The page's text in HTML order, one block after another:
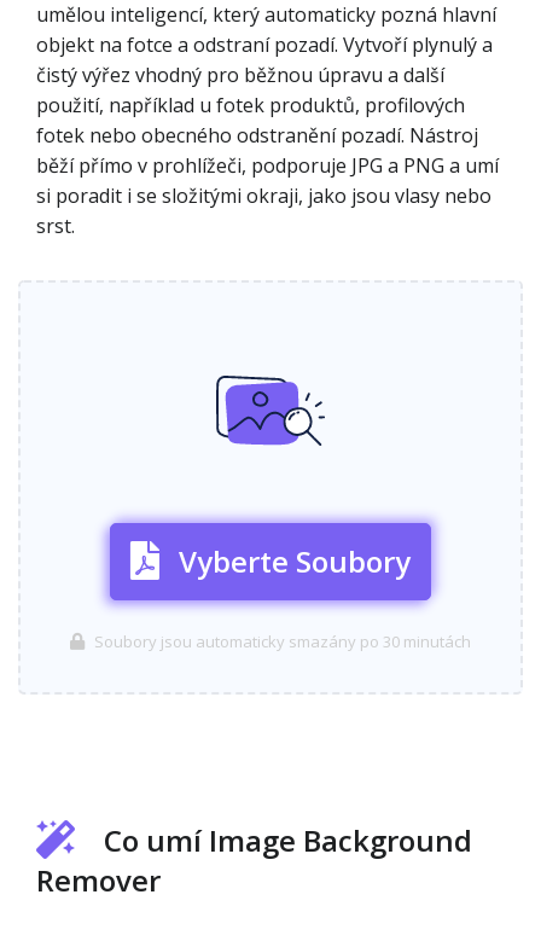
umělou inteligencí, který automaticky pozná hlavní
objekt na fotce a odstraní pozadí. Vytvoří plynulý a
čistý výřez vhodný pro běžnou úpravu a další
použití, například u fotek produktů, profilových
fotek nebo obecného odstranění pozadí. Nástroj
běží přímo v prohlížeči, podporuje JPG a PNG a umí
si poradit i se složitými okraji, jako jsou vlasy nebo
srst.
Vyberte Soubory
Soubory jsou automaticky smazány po 30 minutách
Co umí Image Background
Remover